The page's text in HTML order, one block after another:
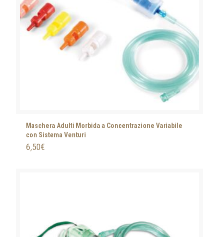
Maschera Adulti Morbida a Concentrazione Variabile
con Sistema Venturi
6,50€